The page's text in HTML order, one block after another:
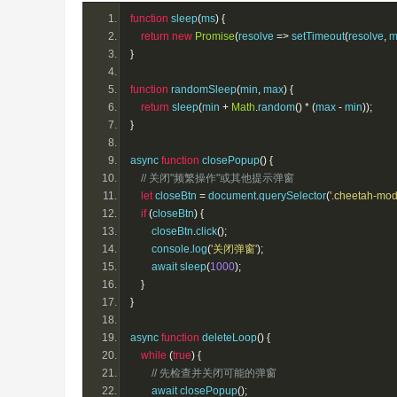
function sleep(ms) {
return new Promise(resolve => setTimeout(resolve,
}
function randomSleep(min, max) {
return sleep(min + Math.random() * (max - min));
}
async function closePopup() {
// 关闭"频繁操作"或其他提示弹窗
let closeBtn = document.querySelector('.cheetah-
if (closeBtn) {
        closeBtn
.click();
        console
. log('关闭弹窗');
        await sleep
(1000);
}
}
async function deleteLoop() {
while (true) {
// 先检查并关闭可能的弹窗
        await closePopup
();